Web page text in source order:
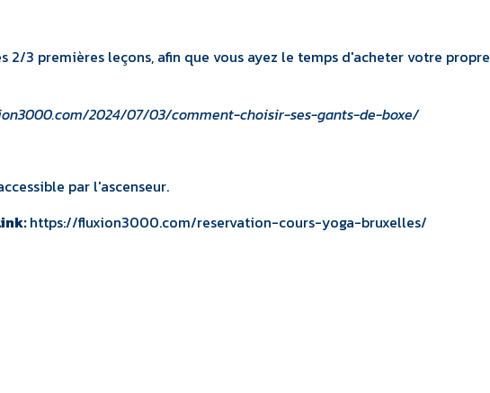
2/3 premières leçons, afin que vous ayez le temps d'acheter votre propre
2024/07/03/comment-choisir-ses-gants-de-boxe/
par l'ascenseur.
https://fluxion3000.com/reservation-cours-yoga-bruxelles/